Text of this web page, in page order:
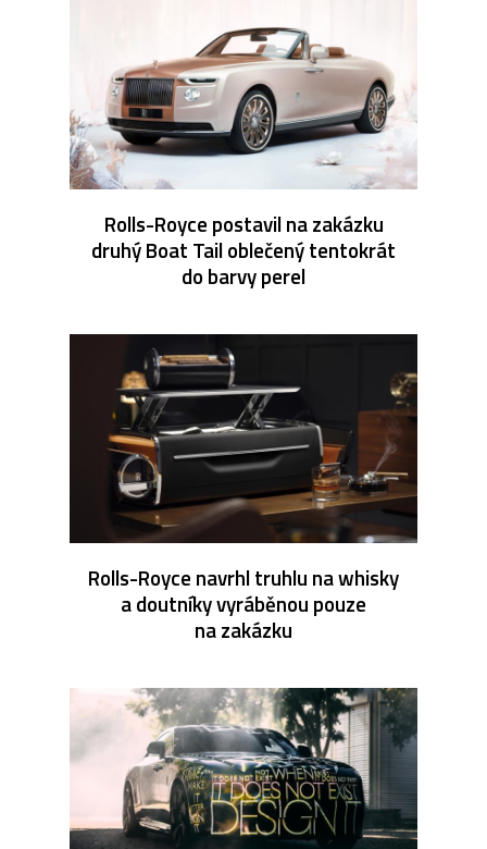
Rolls-Royce postavil na zakázku
druhý Boat Tail oblečený tentokrát
do barvy perel
Rolls-Royce navrhl truhlu na whisky
a doutníky vyráběnou pouze
na zakázku